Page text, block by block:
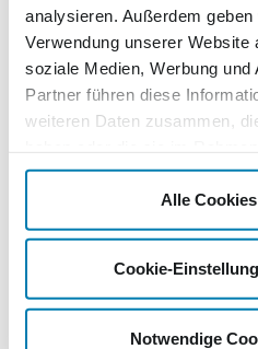
analysieren. Außerdem
Verwendung unserer Website
soziale Medien, Werbung
Partner führen diese
weiteren Daten zusammen,
gesammelt haben.
Alle
Cookie-
Notwendige